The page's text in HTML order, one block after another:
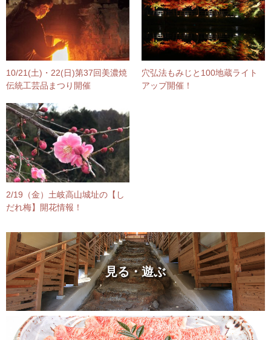
10/21(土)・22(日)第37回美濃焼
伝統工芸品まつり開催
穴弘法もみじと100地蔵ライト
アップ開催！
2/19（金）土岐高山城址の【し
だれ梅】開花情報！
見る・遊ぶ